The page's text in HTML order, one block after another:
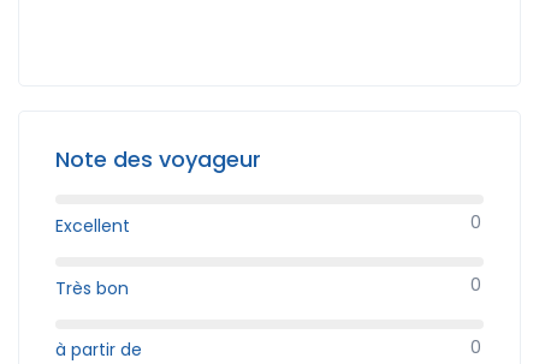
Note des voyageur
Excellent 0
Très bon 0
à partir de 0